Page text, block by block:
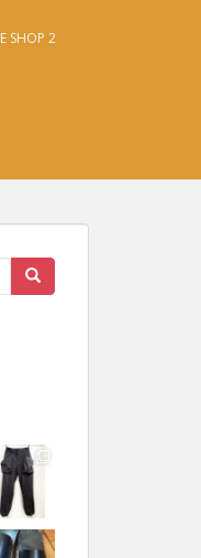
SHOP 2